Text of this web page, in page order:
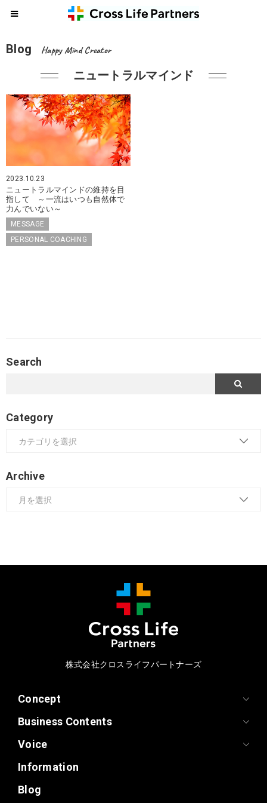
Blog Happy Mind Creator
ニュートラルマインド
2023.10.23
ニュートラルマインドの維持を目
指して ～一流はいつも自然体で
力んでいない～
MESSAGE
PERSONAL COACHING
Search
Category
Archive
株式会社クロスライフパートナーズ
Concept
Business Contents
Voice
Information
Blog